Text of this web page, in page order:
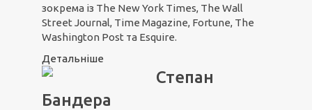
зокрема із The New York Times, The Wall
Street Journal, Time Magazine, Fortune, The
Washington Post та Esquire.
Детальніше
Степан
Бандера